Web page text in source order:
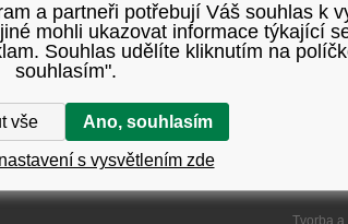
Tvorba
a partneři potřebují Váš souhlas k
mohli ukazovat informace týkající
Souhlas udělíte kliknutím na
souhlasím".
vše Ano, souhlasím
s vysvětlením zde